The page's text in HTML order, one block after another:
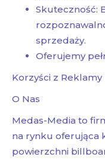
Skuteczność:
sprzedaży.
Oferujemy
Korzyści z
O Nas
Medas-Media to
na rynku oferująca
powierzchni